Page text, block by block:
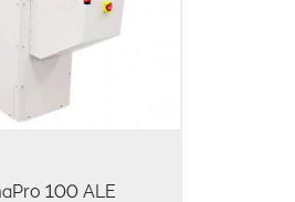
周期性刻蚀工艺 - 刻蚀
积(ALD)等效工艺 低损
面 卓越的刻蚀深度控
纳米尺度层刻蚀（例如
100 ALE